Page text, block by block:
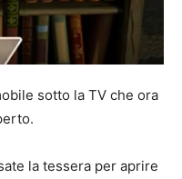
sotto la TV che ora
la tessera per aprire